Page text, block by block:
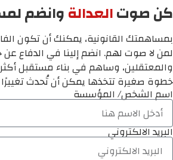
كن صوتالعدالةوانضم
بمساهمتك القانونية، يمكنك أن تكون
لمن لا صوت لهم. انضم إلينا في الدفاع
والمعتقلين، وساهم في بناء مستقبل
خطوة صغيرة تتخذها يمكن أن تُحدث تغييرًا
اسم الشخص/ المؤسسة
البريد الالكتروني